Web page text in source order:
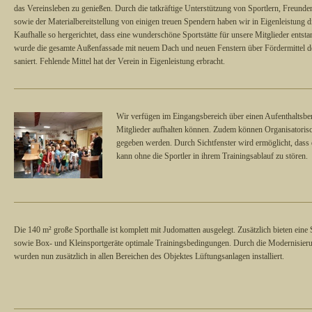
das Vereinsleben zu genießen. Durch die tatkräftige Unterstützung von Sportlern,
sowie der Materialbereitstellung von einigen treuen Spendern haben wir in Eigenleistung
Kaufhalle so hergerichtet, dass eine wunderschöne Sportstätte für unsere Mitglieder
wurde die gesamte Außenfassade mit neuem Dach und neuen Fenstern über Fördermittel
saniert. Fehlende Mittel hat der Verein in Eigenleistung erbracht.
Wir verfügen im Eingangsbereich über einen
Mitglieder aufhalten können. Zudem können
gegeben werden. Durch Sichtfenster wird ermöglicht,
kann ohne die Sportler in ihrem Trainingsablauf zu stören.
Die 140 m² große Sporthalle ist komplett mit Judomatten ausgelegt. Zusätzlich bieten eine
sowie Box- und Kleinsportgeräte optimale Trainingsbedingungen. Durch die
wurden nun zusätzlich in allen Bereichen des Objektes Lüftungsanlagen installiert.